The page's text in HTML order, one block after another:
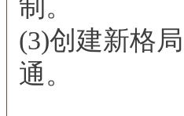
制。
(3)创建新格
通。